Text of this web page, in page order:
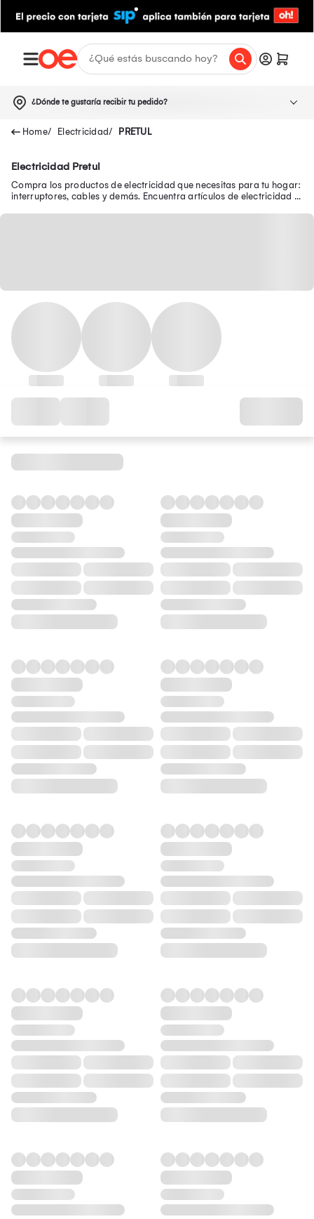
¿Dónde te gustaría recibir tu pedido?
Electricidad PRETUL
Electricidad Pretul
Compra los productos de electricidad que necesitas para tu hogar:
interruptores, cables y demás. Encuentra artículos de electricidad al